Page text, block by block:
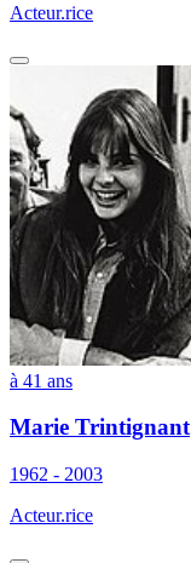
Acteur.rice
à 41 ans
Marie Trintignant
1962 - 2003
Acteur.rice